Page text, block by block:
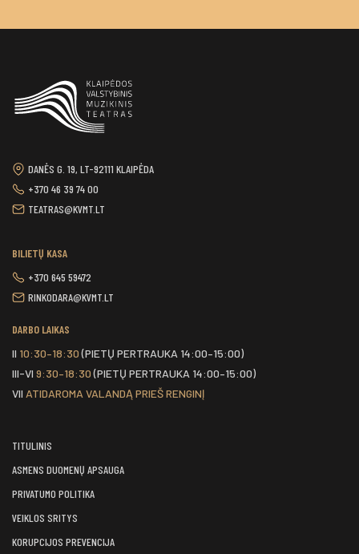
DANĖS G. 19, LT-92111 KLAIPĖDA
+370 46 39 74 00
TEATRAS@KVMT.LT
BILIETŲ KASA
+370 645 59472
RINKODARA@KVMT.LT
DARBO LAIKAS
II 10:30–18:30(PIETŲ PERTRAUKA 14:00–15:00)
III-VI 9:30–18:30(PIETŲ PERTRAUKA 14:00–15:00)
VII ATIDAROMA VALANDĄ PRIEŠ RENGINĮ
TITULINIS
ASMENS DUOMENŲ APSAUGA
PRIVATUMO POLITIKA
VEIKLOS SRITYS
KORUPCIJOS PREVENCIJA